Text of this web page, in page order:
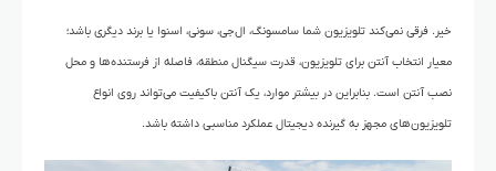
خیر. فرقی نمی‌کند تلویزیون شما سامسونگ، ال‌جی، سونی، اسنوا یا برند دیگری باشد؛
معیار انتخاب آنتن برای تلویزیون، قدرت سیگنال منطقه، فاصله از فرستنده‌ها و محل
نصب آنتن است. بنابراین در بیشتر موارد، یک آنتن باکیفیت می‌تواند روی انواع
تلویزیون‌های مجهز به گیرنده دیجیتال عملکرد مناسبی داشته باشد.